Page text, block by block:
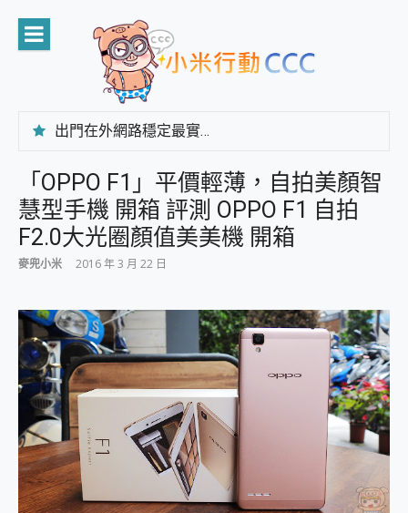
content
出門在外網路穩定最實在 「台灣大哥大」榮獲 4G/5G 在線率全球 NO.3 全台第一與全台六冠王實測心得，走到哪順到哪！
CP 值天花板~ Bongcom BS5 足球君開箱~ 短焦投影機 3千元就能擁有！ 折扣碼在這～
專為 PC上的 XBOX和掌機設計的 FireCuda X1070 SSD 固態硬碟開箱 評測
台灣製攝影機在這裡，100%全無線設計 SpotCam Solo Eco 太陽能防水雲端攝影機 SpotCam Solo 3 2.5K高畫質戶外攝影機 開箱 評測
電力超超超持久 MSI 微星 Prestige 14 AI+ D3MG-031TW 14吋 開箱評價，AI輕薄商務筆電 Copilot+ PC
超懂拍、耐用 AI 街拍機~ realme 16 Pro 開箱評價~ 2 億畫素 LumaColor 影像、持久續航與 IP69K 高防護
超驚艷 讓人一眼就愛上 LENOVO 聯想 Yoga Book 9 14吋 AI輕薄筆電 開箱 評測
美到讓人超想擁有 moto pad 60 系列 與 Moto | Swarovski razr 60 冰藍限定版本 開箱 評測
好用的 EaseUS Partition Master 讓您輕鬆的移除與格式化有防寫保護的隨身碟或SD卡
一鍵修復模糊影片、舊照的 AI 好幫手! VideoProc Converter AI 新版全解析 × 年末優惠，一篇全看懂
小朋友才做選擇 投影機 RGB藍牙音響 氛圍情境燈 我通通都要！ Starfish 2 幻彩膠囊投影機｜結合「 智慧投影 & 煥彩流動 」的沈浸式生活新體驗
外型超吸晴~ 給您絕佳操控體驗 GravaStar Mercury K1 系列 異星機械鍵盤與 Mercury X 系列 輕量無線電競滑鼠 開箱 評測
開箱~變身「蜘蛛人」椅子軍師！MSI MPG 491CQP QD-OLED 超寬曲面電競螢幕，多工辦公、爽度滿滿的終極桌面體驗
iPhone 17 系列 有認證的防護來囉！ imos 首家導入 UL MCV 行銷宣告驗證的手機配件品牌
DJI Osmo Pocket 3 爽爽帶回家 歡慶 EaseUS 21 週年到來，「Slogan 海報徵稿活動」好康大放送
「OPPO F1」平價輕薄，自拍美顏智
慧型手機 開箱 評測 OPPO F1 自拍
F2.0大光圈顏值美美機 開箱
麥兜小米 2016 年 3 月 22 日